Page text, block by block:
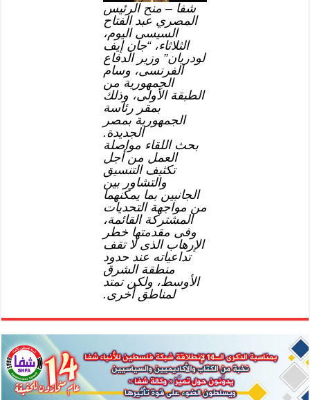
شفا – منح الرئيس
المصري عبد الفتاح
السيسى اليوم،
الثلاثاء، “جان إيف
لودريان” وزير الدفاع
الفرنسى، وسام
الجمهورية من
الطبقة الأولى، وذلك
بمقر رئاسة
الجمهورية بمصر
الجديدة.
بحث اللقاء مواصلة
العمل من أجل
تكثيف التنسيق
والتشاور بين
الجانبين بما يمكنهما
من مواجهة التحديات
المشتركة القائمة،
وفى مقدمتها خطر
الإرهاب الذى لا تقف
تداعياته عند حدود
منطقة الشرق
الأوسط، ولكن تمتد
لمناطق أخرى.